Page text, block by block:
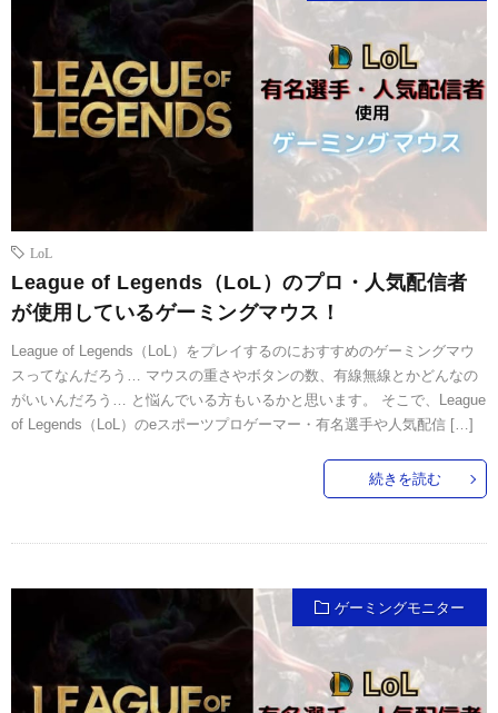
LoL
League of Legends（LoL）のプロ・人気配信者
が使用しているゲーミングマウス！
League of Legends（LoL）をプレイするのにおすすめのゲーミングマウ
スってなんだろう… マウスの重さやボタンの数、有線無線とかどんなの
がいいんだろう… と悩んでいる方もいるかと思います。 そこで、League
of Legends（LoL）のeスポーツプロゲーマー・有名選手や人気配信 […]
続きを読む
ゲーミングモニター